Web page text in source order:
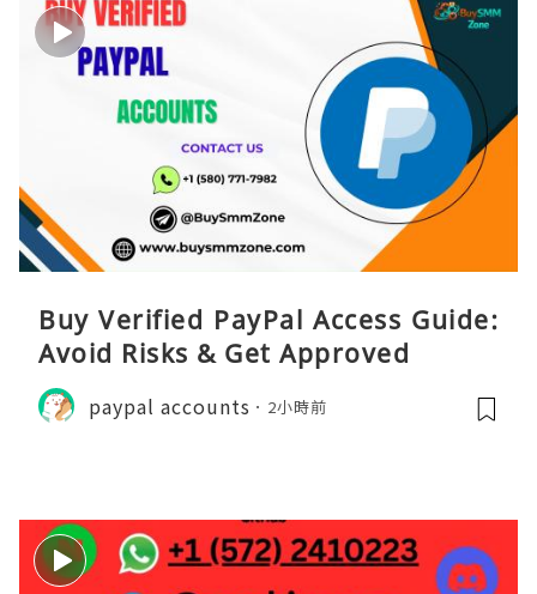
Buy Verified PayPal Access Guide:
Avoid Risks & Get Approved
paypal accounts 2小時前